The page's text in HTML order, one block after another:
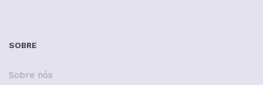
SOBRE
Sobre nós